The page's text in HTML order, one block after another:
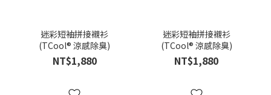
迷彩短袖拼接襯衫
(TCool® 涼感除臭)
NT$1,880
迷彩短袖拼接襯衫
(TCool® 涼感除臭)
NT$1,880